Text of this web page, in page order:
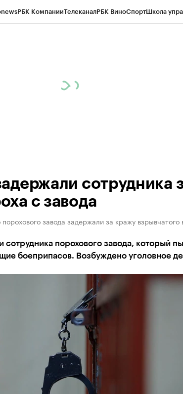
РБК КомпанииТелеканалРБК ВиноСпортШкола
сотрудника
с завода
завода задержали за кражу взрывчатого
сотрудника порохового завода, который
боеприпасов. Возбуждено уголовное